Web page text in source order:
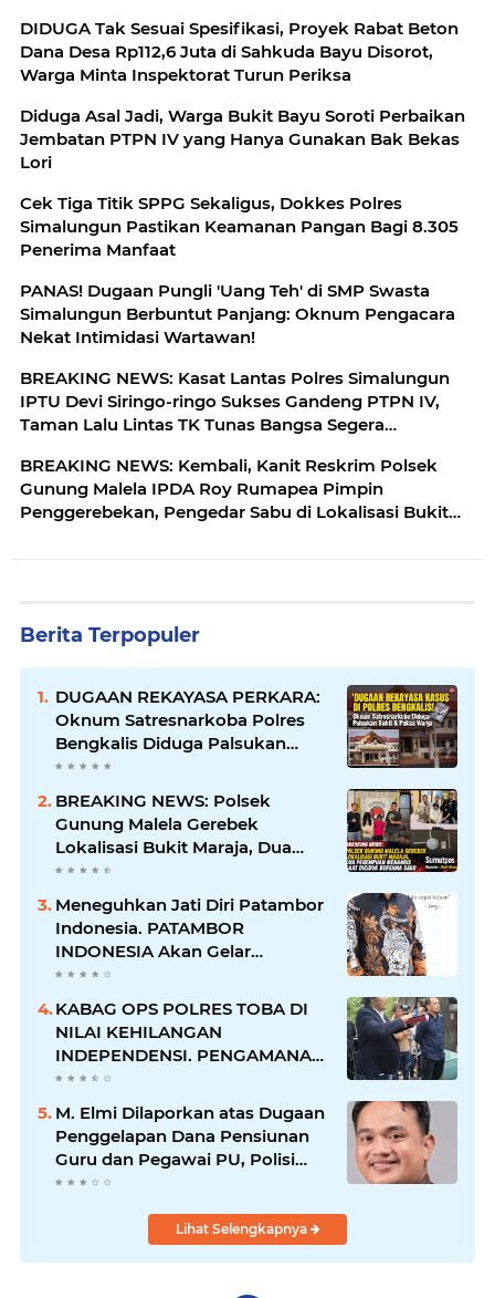
DIDUGA Tak Sesuai Spesifikasi, Proyek Rabat Beton
Dana Desa Rp112,6 Juta di Sahkuda Bayu Disorot,
Warga Minta Inspektorat Turun Periksa
Diduga Asal Jadi, Warga Bukit Bayu Soroti Perbaikan
Jembatan PTPN IV yang Hanya Gunakan Bak Bekas
Lori
Cek Tiga Titik SPPG Sekaligus, Dokkes Polres
Simalungun Pastikan Keamanan Pangan Bagi 8.305
Penerima Manfaat
PANAS! Dugaan Pungli 'Uang Teh' di SMP Swasta
Simalungun Berbuntut Panjang: Oknum Pengacara
Nekat Intimidasi Wartawan!
BREAKING NEWS: Kasat Lantas Polres Simalungun
IPTU Devi Siringo-ringo Sukses Gandeng PTPN IV,
Taman Lalu Lintas TK Tunas Bangsa Segera
BREAKING NEWS: Kembali, Kanit Reskrim Polsek
Gunung Malela IPDA Roy Rumapea Pimpin
Penggerebekan, Pengedar Sabu di Lokalisasi Bukit
Berita Terpopuler
DUGAAN REKAYASA PERKARA:
Oknum Satresnarkoba Polres
Bengkalis Diduga Palsukan
Barang Bukti Hingga Paksa
BREAKING NEWS: Polsek
Gunung Malela Gerebek
Lokalisasi Bukit Maraja, Dua
Perempuan Menangis Saat
Diciduk Bersama Sabu
Meneguhkan Jati Diri Patambor
Indonesia. PATAMBOR
INDONESIA Akan Gelar
RAKERNAS II Di Jakarta.
KABAG OPS POLRES TOBA DI
NILAI KEHILANGAN
INDEPENDENSI. PENGAMANAN
PENEMBOKAN TANAH DI
LAGUBOTI DAPAT SOROTAN.
M. Elmi Dilaporkan atas Dugaan
Penggelapan Dana Pensiunan
Guru dan Pegawai PU, Polisi
Pastikan Proses Hukum
Lihat Selengkapnya